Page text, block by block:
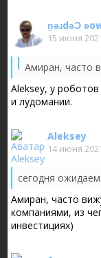
n̯ǝɹdǝƆ
15 июня
сегодня
Амиран, часто вижу ваши
Aleksey, у
и лудомании.
Aleksey
14 июня
Амиран, часто
компаниями, из
инвестициях)